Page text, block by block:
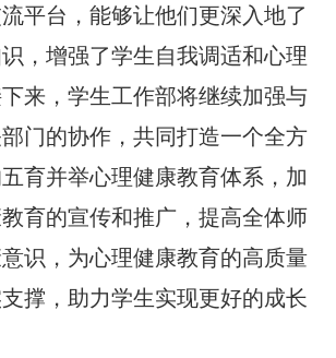
平台，能够让他们更深入地了
，增强了学生自我调适和心理
来，学生工作部将继续加强与
门的协作，共同打造一个全方
育并举心理健康教育体系，加
育的宣传和推广，提高全体师
识，为心理健康教育的高质量
撑，助力学生实现更好的成长